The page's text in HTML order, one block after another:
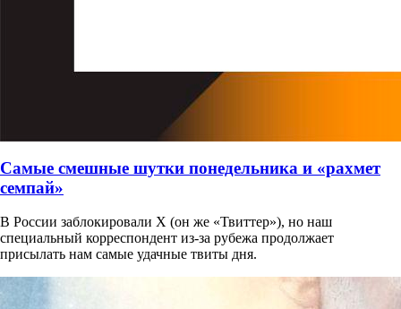
Самые смешные шутки понедельника и «рахмет
семпай»
В России заблокировали X (он же «Твиттер»), но наш
специальный корреспондент из-за рубежа продолжает
присылать нам самые удачные твиты дня.